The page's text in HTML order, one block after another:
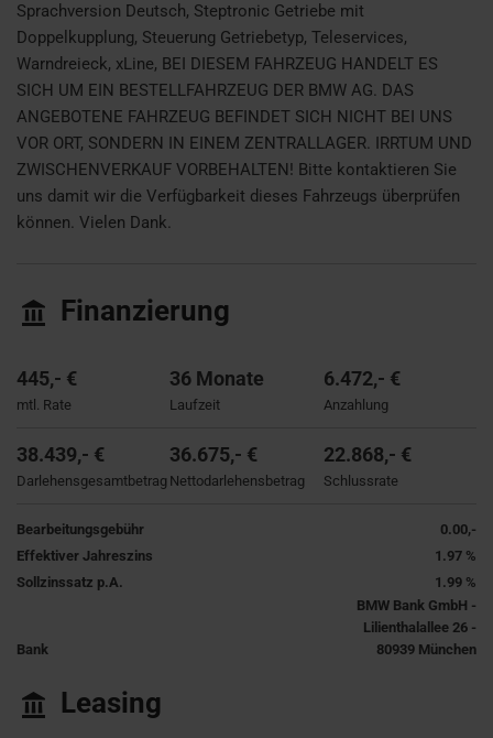
Sprachversion Deutsch, Steptronic Getriebe mit
Doppelkupplung, Steuerung Getriebetyp, Teleservices,
Warndreieck, xLine, BEI DIESEM FAHRZEUG HANDELT ES
SICH UM EIN BESTELLFAHRZEUG DER BMW AG. DAS
ANGEBOTENE FAHRZEUG BEFINDET SICH NICHT BEI UNS
VOR ORT, SONDERN IN EINEM ZENTRALLAGER. IRRTUM UND
ZWISCHENVERKAUF VORBEHALTEN! Bitte kontaktieren Sie
uns damit wir die Verfügbarkeit dieses Fahrzeugs überprüfen
können. Vielen Dank.
Finanzierung
445,- €
mtl. Rate
36 Monate
Laufzeit
6.472,- €
Anzahlung
38.439,- €
Darlehensgesamtbetrag
36.675,- €
Nettodarlehensbetrag
22.868,- €
Schlussrate
Bearbeitungsgebühr
0.00,-
Effektiver Jahreszins
1.97 %
Sollzinssatz p.A.
1.99 %
Bank
BMW Bank GmbH -
Lilienthalallee 26 -
80939 München
Leasing